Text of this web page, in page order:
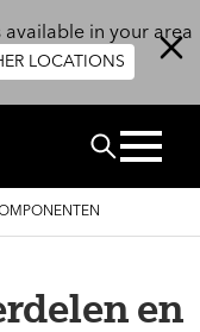
in your area
LOCATIONS
ZOEK
en